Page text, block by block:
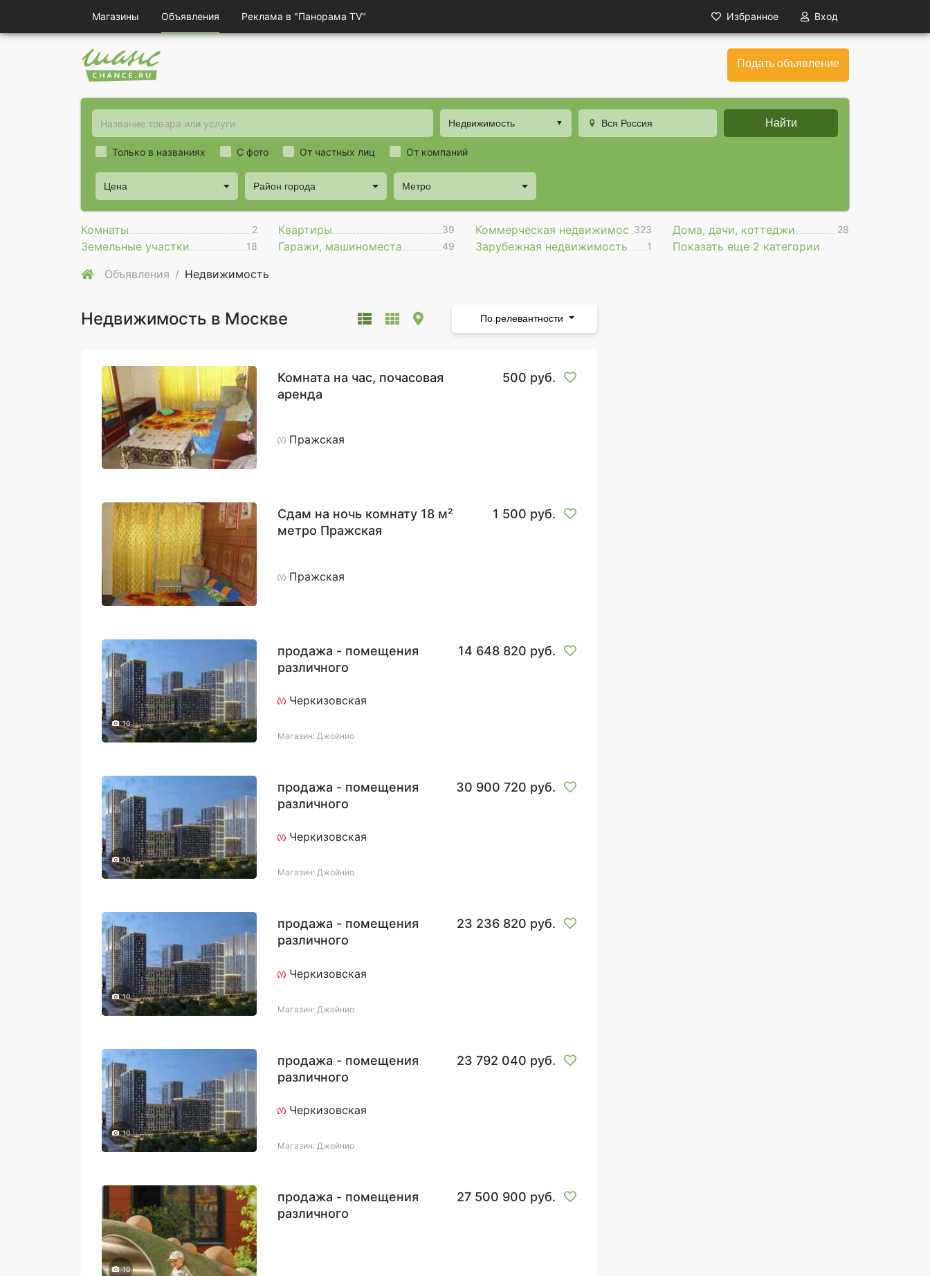
Магазины Объявления Реклама в "Панорама TV" Избранное Вход
Подать объявление
Недвижимость Вся Россия Найти
Только в названиях
Цена Район города Метро
С фото От частных лиц От компаний
Комнаты 2
Земельные участки 18
Квартиры 39
Гаражи, машиноместа 49
Коммерческая недвижимость323
Зарубежная недвижимость 1
Дома, дачи, коттеджи 28
Показать еще 2 категории
Объявления
Недвижимость
Недвижимость в Москве По релевантности
Комната на час, почасовая
аренда
500 руб.
Пражская
Сдам на ночь комнату 18 м²
метро Пражская
1 500 руб.
Пражская
10
продажа - помещения
различного
14 648 820 руб.
Черкизовская
Магазин: Джойнио
10
продажа - помещения
различного
30 900 720 руб.
Черкизовская
Магазин: Джойнио
10
продажа - помещения
различного
23 236 820 руб.
Черкизовская
Магазин: Джойнио
10
продажа - помещения
различного
23 792 040 руб.
Черкизовская
Магазин: Джойнио
10
продажа - помещения
различного
27 500 900 руб.